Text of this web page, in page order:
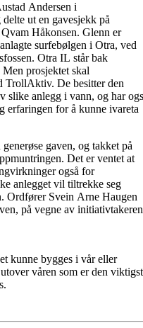
Andersen i
ut en gavesjekk på
Håkonsen. Glenn er
surfebølgen i Otra, ved
Otra IL står bak
prosjektet skal
TrollAktiv. De besitter den
slike anlegg i vann, og har
erfaringen for å kunne ivareta
gaven, og takket på
Det er ventet at
også for
anlegget vil tiltrekke seg
Ordfører Svein Arne Haugen
på vegne av
kunne bygges i vår eller
våren som er den